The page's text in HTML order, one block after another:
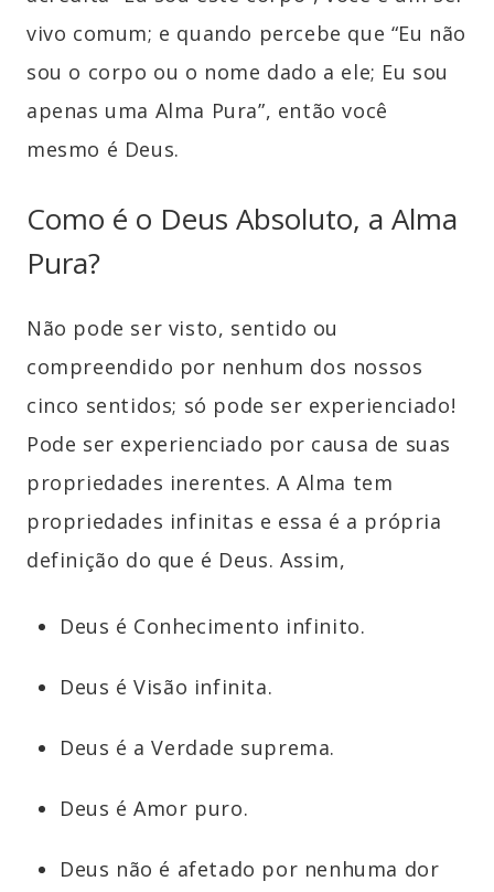
vivo comum; e quando percebe que “Eu não
sou o corpo ou o nome dado a ele; Eu sou
apenas uma Alma Pura”, então você
mesmo é Deus.
Como é o Deus Absoluto, a Alma
Pura?
Não pode ser visto, sentido ou
compreendido por nenhum dos nossos
cinco sentidos; só pode ser experienciado!
Pode ser experienciado por causa de suas
propriedades inerentes. A Alma tem
propriedades infinitas e essa é a própria
definição do que é Deus. Assim,
Deus é Conhecimento infinito.
Deus é Visão infinita.
Deus é a Verdade suprema.
Deus é Amor puro.
Deus não é afetado por nenhuma dor